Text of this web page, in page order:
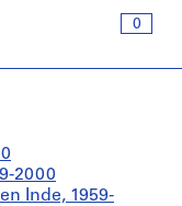
0
2000
Inde, 1959-